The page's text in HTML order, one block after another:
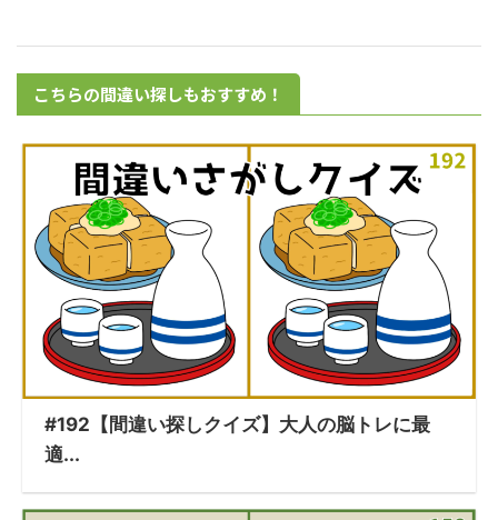
こちらの間違い探しもおすすめ！
#192【間違い探しクイズ】大人の脳トレに最
適...